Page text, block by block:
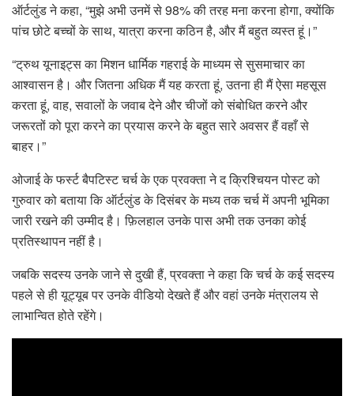
ऑर्टलुंड ने कहा, “मुझे अभी उनमें से 98% की तरह मना करना होगा, क्योंकि
पांच छोटे बच्चों के साथ, यात्रा करना कठिन है, और मैं बहुत व्यस्त हूं।”
“ट्रुथ यूनाइट्स का मिशन धार्मिक गहराई के माध्यम से सुसमाचार का
आश्वासन है। और जितना अधिक मैं यह करता हूं, उतना ही मैं ऐसा महसूस
करता हूं, वाह, सवालों के जवाब देने और चीजों को संबोधित करने और
जरूरतों को पूरा करने का प्रयास करने के बहुत सारे अवसर हैं वहाँ से
बाहर।”
ओजाई के फर्स्ट बैपटिस्ट चर्च के एक प्रवक्ता ने द क्रिश्चियन पोस्ट को
गुरुवार को बताया कि ऑर्टलुंड के दिसंबर के मध्य तक चर्च में अपनी भूमिका
जारी रखने की उम्मीद है। फ़िलहाल उनके पास अभी तक उनका कोई
प्रतिस्थापन नहीं है।
जबकि सदस्य उनके जाने से दुखी हैं, प्रवक्ता ने कहा कि चर्च के कई सदस्य
पहले से ही यूट्यूब पर उनके वीडियो देखते हैं और वहां उनके मंत्रालय से
लाभान्वित होते रहेंगे।